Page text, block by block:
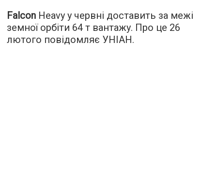
Falcon Heavy у червні доставить за межі
земної орбіти 64 т вантажу. Про це 26
лютого повідомляє УНІАН.